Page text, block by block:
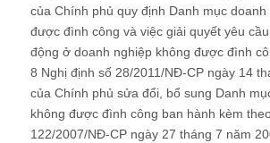
của Chính phủ quy định Danh mục doanh
được đình công và việc giải quyết yêu
động ở doanh nghiệp không được đình
8 Nghị định số 28/2011/NĐ-CP ngày 14
của Chính phủ sửa đổi, bổ sung Danh
không được đình công ban hành kèm
122/2007/NĐ-CP ngày 27 tháng 7 năm